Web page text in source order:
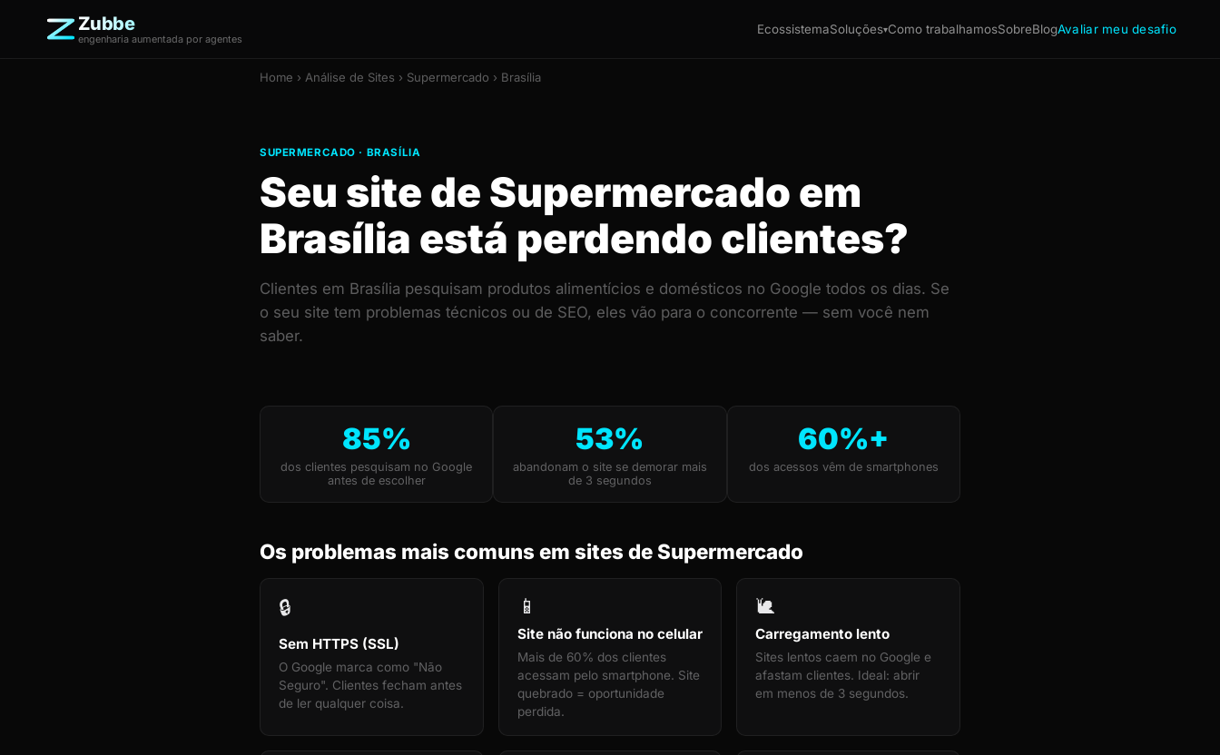
Zubbe
engenharia aumentada por agentes
EcossistemaSoluções▾Como trabalhamosSobreBlogAvaliar meu desafio
Home › Análise de Sites › Supermercado › Brasília
SUPERMERCADO · BRASÍLIA
Seu site de Supermercado em
Brasília está perdendo clientes?
Clientes em Brasília pesquisam produtos alimentícios e domésticos no Google todos os dias. Se
o seu site tem problemas técnicos ou de SEO, eles vão para o concorrente — sem você nem
saber.
85%
dos clientes pesquisam no Google
antes de escolher
53%
abandonam o site se demorar mais
de 3 segundos
60%+
dos acessos vêm de smartphones
Os problemas mais comuns em sites de Supermercado
🔒
Sem HTTPS (SSL)
O Google marca como "Não
Seguro". Clientes fecham antes
de ler qualquer coisa.
📱
Site não funciona no celular
Mais de 60% dos clientes
acessam pelo smartphone. Site
quebrado = oportunidade
perdida.
🐌
Carregamento lento
Sites lentos caem no Google e
afastam clientes. Ideal: abrir
em menos de 3 segundos.